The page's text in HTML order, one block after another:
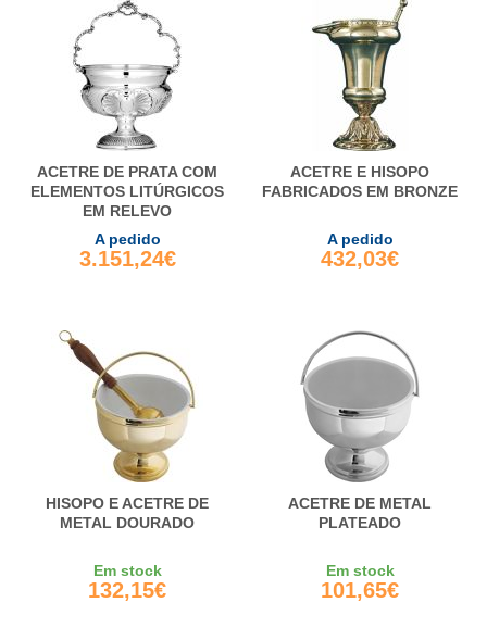
ACETRE DE PRATA COM
ELEMENTOS LITÚRGICOS
EM RELEVO
A pedido
3.151,24€
ACETRE E HISOPO
FABRICADOS EM BRONZE
A pedido
432,03€
HISOPO E ACETRE DE
METAL DOURADO
Em stock
132,15€
ACETRE DE METAL
PLATEADO
Em stock
101,65€